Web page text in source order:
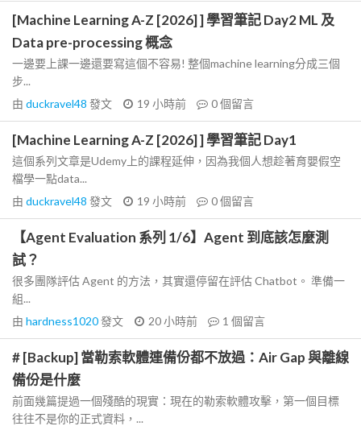
[Machine Learning A-Z [2026] ] 學習筆記 Day2 ML 及
Data pre-processing 概念
一邊要上課一邊還要寫這個不容易! 整個machine learning分成三個
步...
由 duckravel48 發文 19 小時前 0個留言
[Machine Learning A-Z [2026] ] 學習筆記 Day1
這個系列文章是Udemy上的課程延伸，因為我個人想趁著育嬰假空
檔學一點data...
由 duckravel48 發文 19 小時前 0個留言
【Agent Evaluation 系列 1/6】Agent 到底該怎麼測
試？
很多團隊評估 Agent 的方法，其實還停留在評估 Chatbot。 準備一
組...
由 hardness1020發文 20 小時前 1 個留言
# [Backup] 當勒索軟體連備份都不放過：Air Gap 與離線
備份是什麼
前面幾篇提過一個殘酷的現實：現在的勒索軟體攻擊，第一個目標
往往不是你的正式資料，...